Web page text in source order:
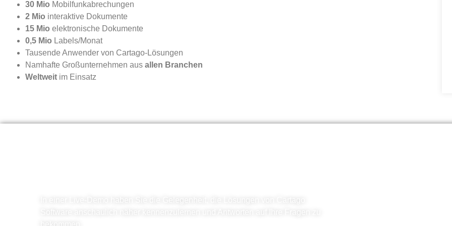
30 Mio Mobilfunkabrechungen
2 Mio interaktive Dokumente
15 Mio elektronische Dokumente
0,5 Mio Labels/Monat
Tausende Anwender von Cartago-Lösungen
Namhafte Großunternehmen aus allen Branchen
Weltweit im Einsatz